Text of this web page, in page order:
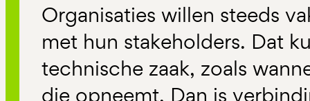
Organisaties willen steeds
met hun stakeholders. Dat
technische zaak, zoals
die opneemt. Dan is